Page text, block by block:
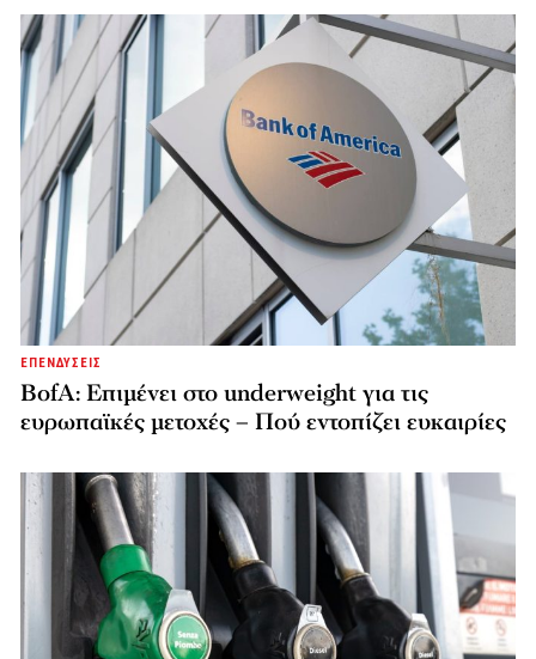
ΕΠΕΝΔΥΣΕΙΣ
BofA: Επιμένει στο underweight για τις
ευρωπαϊκές μετοχές – Πού εντοπίζει ευκαιρίες